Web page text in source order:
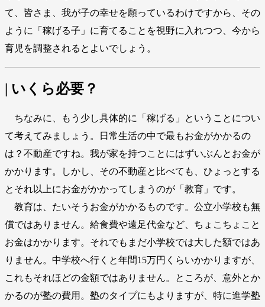
て、皆さま、我が子の幸せを願っているわけですから、その
ように「稼げる子」に育てることを視野に入れつつ、今から
育児を調整されるとよいでしょう。
| いくら必要？
ちなみに、もう少し具体的に「稼げる」ということについ
て考えてみましょう。日常生活の中で最もお金がかかるの
は？不動産ですね。我が家を持つことにはずいぶんとお金が
かかります。しかし、その不動産と比べても、ひょっとする
とそれ以上にお金がかかってしまうのが「教育」です。
教育は、たいそうお金がかかるものです。公立小学校も無
償ではありません。給食費や遠足代金など、ちょこちょこと
お金はかかります。それでもまだ小学校では大した額ではあ
りません。中学校へ行くと年間15万円くらいかかりますが、
これもそれほどの金額ではありません。ところが、意外とか
かるのが塾の費用。塾のタイプにもよりますが、特に進学塾